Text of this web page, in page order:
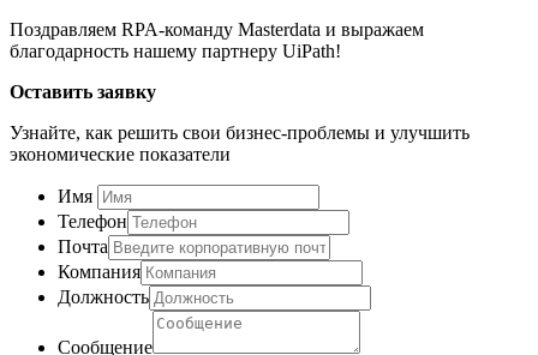
Поздравляем RPA-команду Masterdata и выражаем
благодарность нашему партнеру UiPath!
Оставить заявку
Узнайте, как решить свои бизнес-проблемы и улучшить
экономические показатели
Имя
Телефон
Почта
Компания
Должность
Сообщение